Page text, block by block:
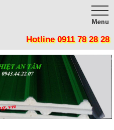
tiêu thụ điện năng
phòng sạch, kho lạnh
Hotline 0911 78 28 28